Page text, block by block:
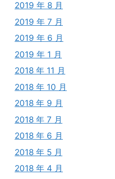
2019 年 8 月
2019 年 7 月
2019 年 6 月
2019 年 1 月
2018 年 11 月
2018 年 10 月
2018 年 9 月
2018 年 7 月
2018 年 6 月
2018 年 5 月
2018 年 4 月